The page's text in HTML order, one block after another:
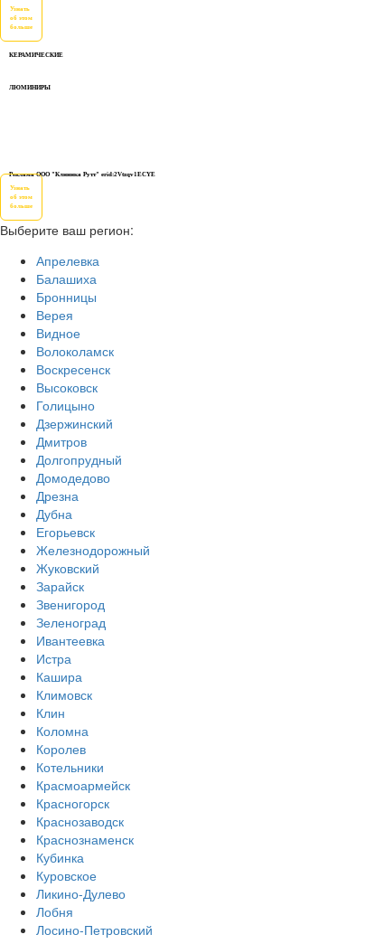
Узнать
об этом
больше
КЕРАМИЧЕСКИЕ
ЛЮМИНИРЫ
Реклама ООО "Клиника Рутт" erid:2Vtzqv1ECYE
Узнать
об этом
больше
Выберите ваш регион:
Апрелевка
Балашиха
Бронницы
Верея
Видное
Волоколамск
Воскресенск
Высоковск
Голицыно
Дзержинский
Дмитров
Долгопрудный
Домодедово
Дрезна
Дубна
Егорьевск
Железнодорожный
Жуковский
Зарайск
Звенигород
Зеленоград
Ивантеевка
Истра
Кашира
Климовск
Клин
Коломна
Королев
Котельники
Красмоармейск
Красногорск
Краснозаводск
Краснознаменск
Кубинка
Куровское
Ликино-Дулево
Лобня
Лосино-Петровский